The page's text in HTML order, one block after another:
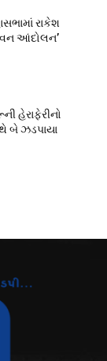
રાકેશ
આંદોલન’
હેરાફેરીનો
બે ઝડપાયા